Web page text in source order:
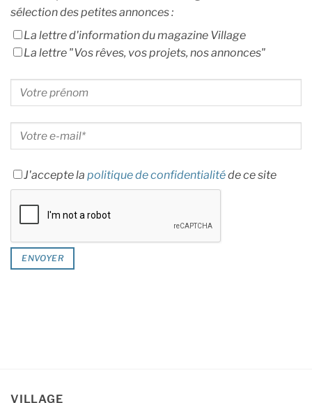
sélection des petites annonces :
La lettre d'information du magazine Village
La lettre "Vos rêves, vos projets, nos annonces"
J'accepte la politique de confidentialitéde ce site
VILLAGE